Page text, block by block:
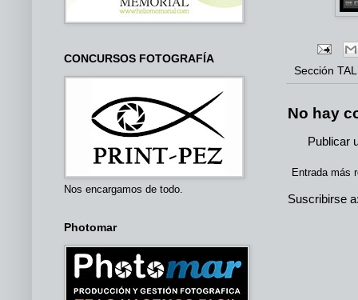
Sección
No hay
Publicar
Entrada más
Suscribirse
CONCURSOS FOTOGRAFÍA
Nos encargamos de todo.
Photomar